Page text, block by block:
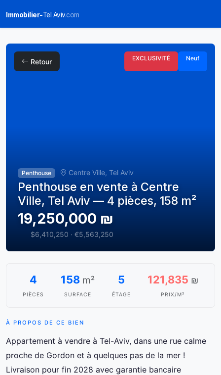
Immobilier-Tel Aviv.com
Retour EXCLUSIVITÉ Neuf
Penthouse Centre Ville, Tel Aviv
Penthouse en vente à Centre
Ville, Tel Aviv — 4 pièces, 158 m²
19,250,000 ₪
$6,410,250 · €5,563,250
4
PIÈCES
158 m²
SURFACE
5
ÉTAGE
121,835 ₪
PRIX/M²
À PROPOS DE CE BIEN
Appartement à vendre à Tel-Aviv, dans une rue calme
proche de Gordon et à quelques pas de la mer !
Livraison pour fin 2028 avec garantie bancaire